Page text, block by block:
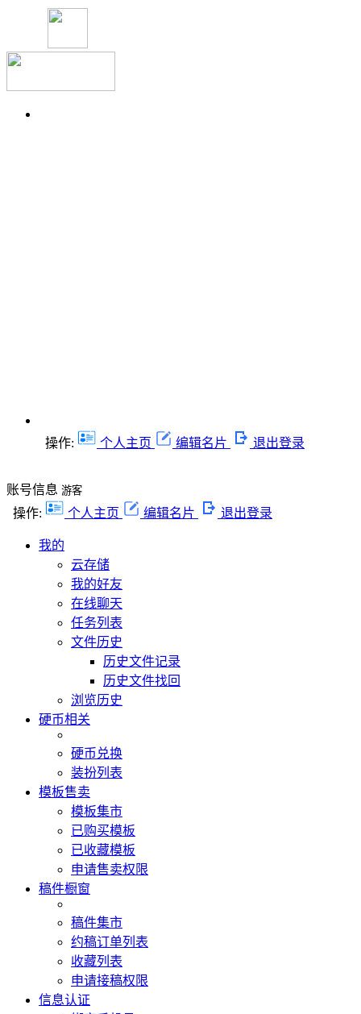
操作: 个人主页 编辑名片 退出登录
账号信息 游客
操作: 个人主页 编辑名片 退出登录
我的
云存储
我的好友
在线聊天
任务列表
文件历史
历史文件记录
历史文件找回
浏览历史
硬币相关
硬币兑换
装扮列表
模板售卖
模板集市
已购买模板
已收藏模板
申请售卖权限
稿件橱窗
稿件集市
约稿订单列表
收藏列表
申请接稿权限
信息认证